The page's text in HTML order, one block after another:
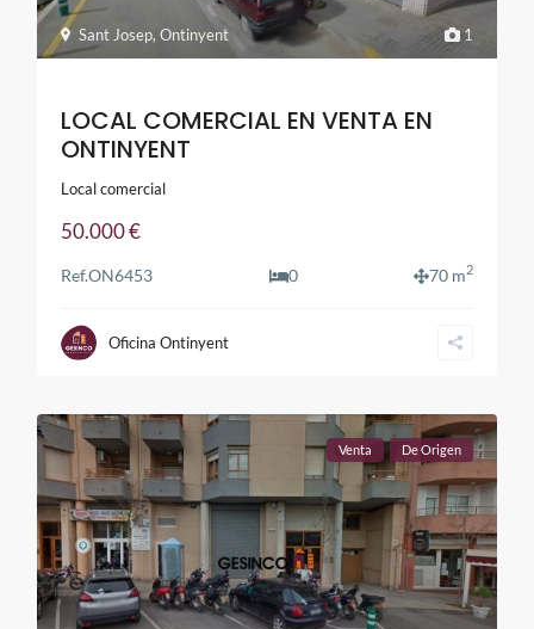
1
Sant Josep,Ontinyent
LOCAL COMERCIAL EN VENTA EN
ONTINYENT
Local comercial
50.000 €
Ref.ON6453 0 70 m2
Oficina Ontinyent
Venta De Origen